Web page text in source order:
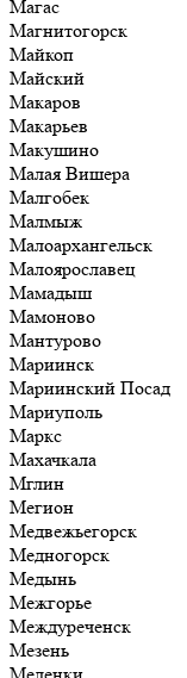
Магас
Магнитогорск
Майкоп
Майский
Макаров
Макарьев
Макушино
Малая Вишера
Малгобек
Малмыж
Малоархангельск
Малоярославец
Мамадыш
Мамоново
Мантурово
Мариинск
Мариинский Посад
Мариуполь
Маркс
Махачкала
Мглин
Мегион
Медвежьегорск
Медногорск
Медынь
Межгорье
Междуреченск
Мезень